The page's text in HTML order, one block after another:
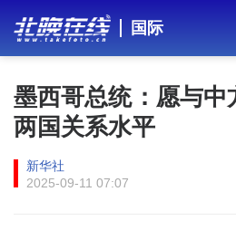
国际
墨西哥总统：愿与中
两国关系水平
新华社
2025-09-11 07:07